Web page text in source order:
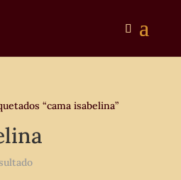
“cama isabelina”